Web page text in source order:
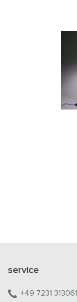
service
+49 7231 313061